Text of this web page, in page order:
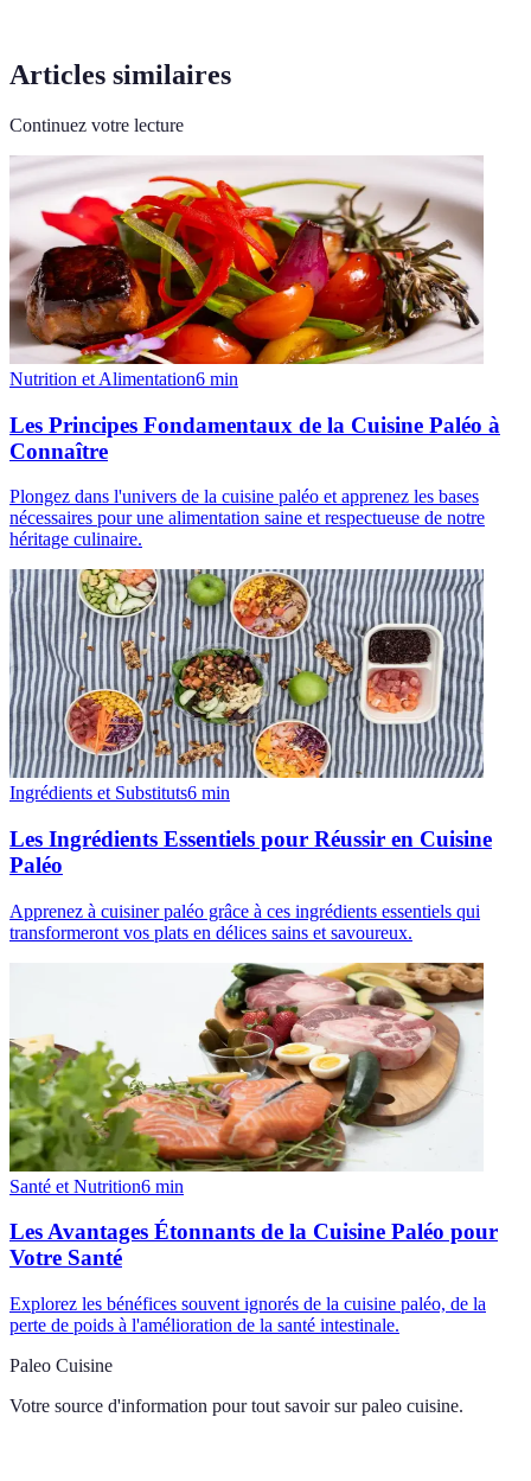
Articles similaires
Continuez votre lecture
Nutrition et Alimentation6 min
Les Principes Fondamentaux de la Cuisine Paléo à
Connaître
Plongez dans l'univers de la cuisine paléo et apprenez les bases
nécessaires pour une alimentation saine et respectueuse de notre
héritage culinaire.
Ingrédients et Substituts6 min
Les Ingrédients Essentiels pour Réussir en Cuisine
Paléo
Apprenez à cuisiner paléo grâce à ces ingrédients essentiels qui
transformeront vos plats en délices sains et savoureux.
Santé et Nutrition6 min
Les Avantages Étonnants de la Cuisine Paléo pour
Votre Santé
Explorez les bénéfices souvent ignorés de la cuisine paléo, de la
perte de poids à l'amélioration de la santé intestinale.
Paleo Cuisine
Votre source d'information pour tout savoir sur paleo cuisine.